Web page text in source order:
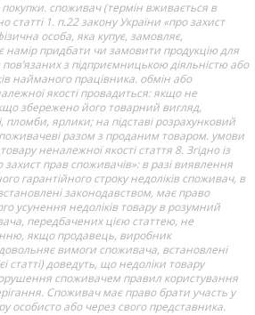
споживач (термін вживається в
статті 1. п.22 закону України «про захист
особа, яка купує, замовляє,
намір придбати чи замовити продукцію для
з підприємницькою діяльністю або
найманого працівника. обмін або
якості провадиться: якщо не
збережено його товарний вигляд,
пломби, ярлики; на підставі розрахунковий
разом з проданим товаром. умови
неналежної якості стаття 8. Згідно із
прав споживачів»: в разі виявлення
гарантійного строку недоліків споживач, в
законодавством, має право
усунення недоліків товару в розумний
передбачених цією статтею, не
якщо продавець, виробник
вимоги споживача, встановлені
статті) доведуть, що недоліки товару
споживачем правил користування
Споживач має право брати участь у
особисто або через свого представника.